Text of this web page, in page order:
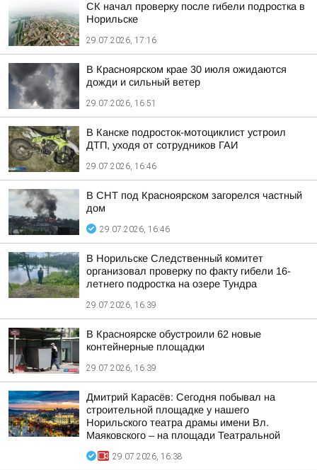
СК начал проверку после гибели подростка в
Норильске
29.07.2026, 17:16
В Красноярском крае 30 июля ожидаются
дожди и сильный ветер
29.07.2026, 16:51
В Канске подросток-мотоциклист устроил
ДТП, уходя от сотрудников ГАИ
29.07.2026, 16:46
В СНТ под Красноярском загорелся частный
дом
29.07.2026, 16:46
В Норильске Следственный комитет
организовал проверку по факту гибели 16-
летнего подростка на озере Тундра
29.07.2026, 16:39
В Красноярске обустроили 62 новые
контейнерные площадки
29.07.2026, 16:39
Дмитрий Карасёв: Сегодня побывал на
строительной площадке у нашего
Норильского театра драмы имени Вл.
Маяковского – на площади Театральной
29.07.2026, 16:38